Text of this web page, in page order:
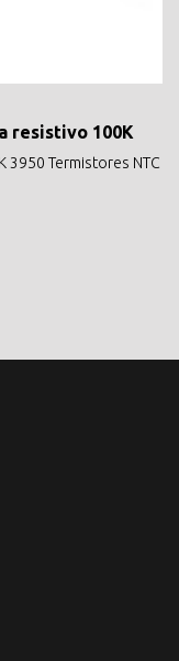
resistivo 100K
3950 Termistores NTC